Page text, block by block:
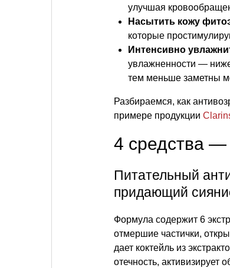
улучшая
Насытить кожу
которые
Интенсивно
увлажненности —
тем меньше заметны
Разбираемся, как
примере продукции
4 средства
Питательный
придающий
Формула содержит 6
отмершие частички,
дает коктейль из
отечность, активизирует